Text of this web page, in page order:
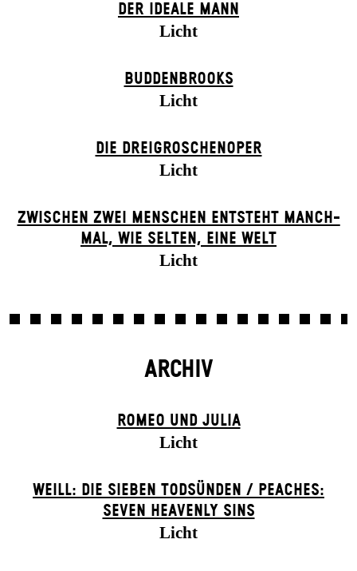
DER IDEALE MANN
Licht
BUDDENBROOKS
Licht
DIE DREI­GROSCHEN­OPER
Licht
ZWISCHEN ZWEI MENSCHEN ENT­STEHT MANCH­
MAL, WIE SELTEN, EINE WELT
Licht
ARCHIV
ROMEO UND JULIA
Licht
WEILL: DIE SIEBEN TODSÜNDEN / PEACHES:
SEVEN HEAVENLY SINS
Licht